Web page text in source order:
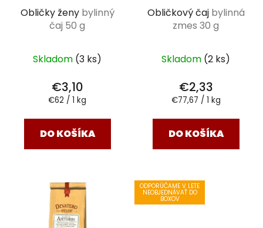
Obličky ženy bylinný
čaj 50 g
Skladom (3 ks)
€3,10
Jednotková
€62 / 1 kg
DO KOŠÍKA
Obličkový čaj bylinná
zmes 30 g
Skladom (2 ks)
€2,33
Jednotková
€77,67 / 1 kg
DO KOŠÍKA
ODPORÚČAME V LETE
NEOBJEDNÁVAŤ DO
BOXOV